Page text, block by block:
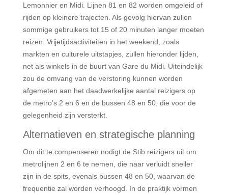
Lemonnier en Midi. Lijnen 81 en 82 worden omgeleid of
rijden op kleinere trajecten. Als gevolg hiervan zullen
sommige gebruikers tot 15 of 20 minuten langer moeten
reizen. Vrijetijdsactiviteiten in het weekend, zoals
markten en culturele uitstapjes, zullen hieronder lijden,
net als winkels in de buurt van Gare du Midi. Uiteindelijk
zou de omvang van de verstoring kunnen worden
afgemeten aan het daadwerkelijke aantal reizigers op
de metro’s 2 en 6 en de bussen 48 en 50, die voor de
gelegenheid zijn versterkt.
Alternatieven en strategische planning
Om dit te compenseren nodigt de Stib reizigers uit om
metrolijnen 2 en 6 te nemen, die naar verluidt sneller
zijn in de spits, evenals bussen 48 en 50, waarvan de
frequentie zal worden verhoogd. In de praktijk vormen